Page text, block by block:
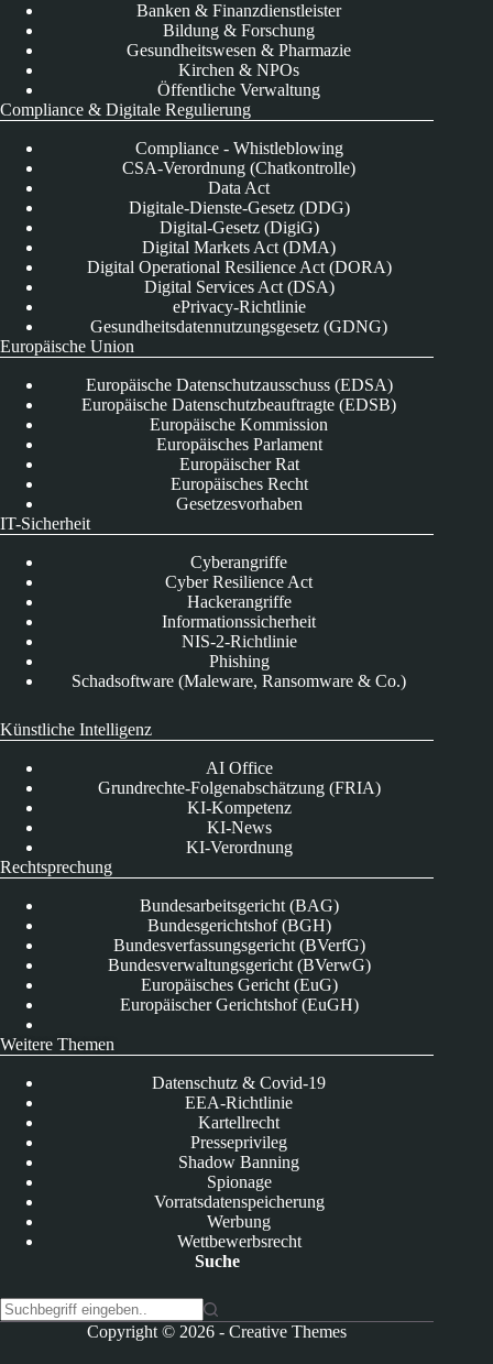
Banken & Finanzdienstleister
Bildung & Forschung
Gesundheitswesen & Pharmazie
Kirchen & NPOs
Öffentliche Verwaltung
Compliance & Digitale Regulierung
Compliance - Whistleblowing
CSA-Verordnung (Chatkontrolle)
Data Act
Digitale-Dienste-Gesetz (DDG)
Digital-Gesetz (DigiG)
Digital Markets Act (DMA)
Digital Operational Resilience Act (DORA)
Digital Services Act (DSA)
ePrivacy-Richtlinie
Gesundheitsdatennutzungsgesetz (GDNG)
Europäische Union
Europäische Datenschutzausschuss (EDSA)
Europäische Datenschutzbeauftragte (EDSB)
Europäische Kommission
Europäisches Parlament
Europäischer Rat
Europäisches Recht
Gesetzesvorhaben
IT-Sicherheit
Cyberangriffe
Cyber Resilience Act
Hackerangriffe
Informationssicherheit
NIS-2-Richtlinie
Phishing
Schadsoftware (Maleware, Ransomware & Co.)
Künstliche Intelligenz
AI Office
Grundrechte-Folgenabschätzung (FRIA)
KI-Kompetenz
KI-News
KI-Verordnung
Rechtsprechung
Bundesarbeitsgericht (BAG)
Bundesgerichtshof (BGH)
Bundesverfassungsgericht (BVerfG)
Bundesverwaltungsgericht (BVerwG)
Europäisches Gericht (EuG)
Europäischer Gerichtshof (EuGH)
Weitere Themen
Datenschutz & Covid-19
EEA-Richtlinie
Kartellrecht
Presseprivileg
Shadow Banning
Spionage
Vorratsdatenspeicherung
Werbung
Wettbewerbsrecht
Suche
Copyright © 2026 -Creative Themes